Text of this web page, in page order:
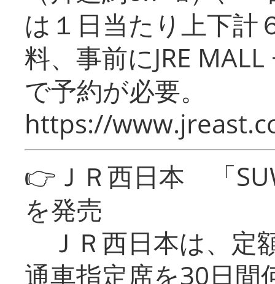
は１日当たり上下計
料、事前にJRE
で予約が必要。
https://
👉ＪＲ西日本 「
を発売
ＪＲ西日本は、定
通車指定席を30日間